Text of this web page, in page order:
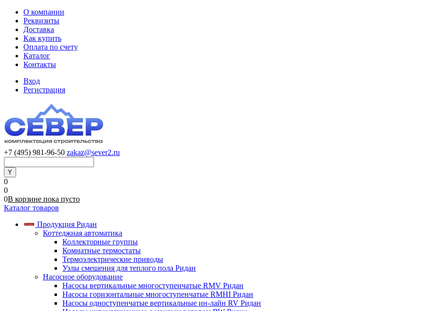
О компании
Реквизиты
Доставка
Как купить
Оплата по счету
Каталог
Контакты
Вход
Регистрация
+7 (495) 981-96-50 zakaz@sever2.ru
0
0
0В корзине пока пусто
Каталог товаров
Продукция Ридан
Коттеджная автоматика
Коллекторные группы
Комнатные термостаты
Термоэлектрические приводы
Узлы смешения для теплого пола Ридан
Насосное оборудование
Насосы вертикальные многоступенчатые RMV Ридан
Насосы горизонтальные многоступенчатые RMHI Ридан
Насосы одноступенчатые вертикальные ин-лайн RV Ридан